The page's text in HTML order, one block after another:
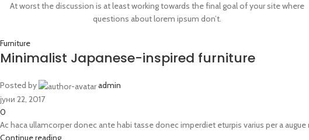
At worst the discussion is at least working towards the final goal of your site where
questions about lorem ipsum don’t.
Furniture
Minimalist Japanese-inspired furniture
Posted by
admin
јуни 22, 2017
0
Ac haca ullamcorper donec ante habi tasse donec imperdiet eturpis varius per a
Continue reading